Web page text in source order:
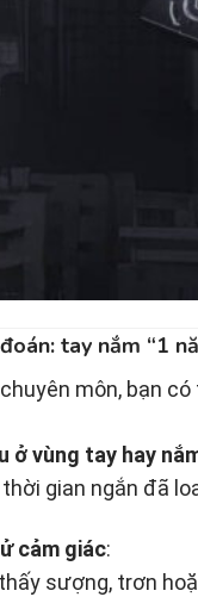
tay nắm “1
môn, bạn
ở vùng tay hay
gian ngắn đã
cảm giác:
sượng, trơn